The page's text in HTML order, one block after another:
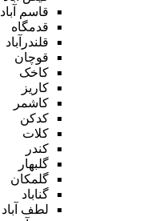
قاسم آباد
قدمگاه
قلندرآباد
قوچان
کاخک
کاریز
کاشمر
کدکن
کلات
کندر
گلبهار
گلمکان
گناباد
لطف آباد